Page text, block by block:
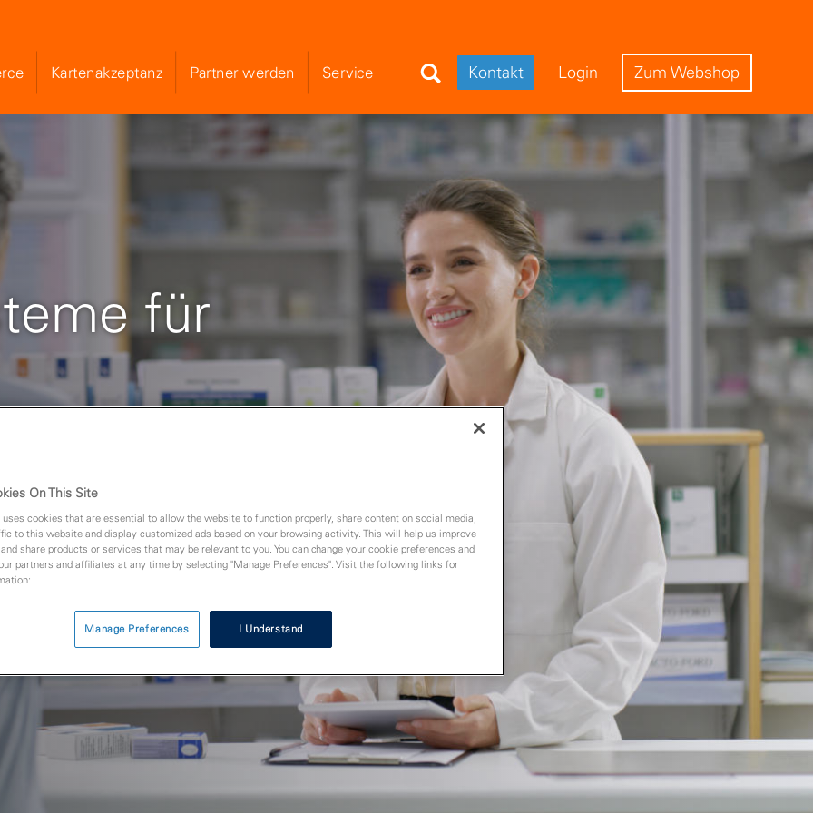
Skip to Main Content
Kartenakzeptanz Partner werden Service Zum Webshop
Search Field
Kontakt Login
für
Kartenakzeptanz der neue
Erfahrung
NFC-Funktion
Touchscreen
On This Site
cookies that are essential to allow the website to function properly, share content on social media,
to this website and display customized ads based on your browsing activity. This will help us improve
share products or services that may be relevant to you. You can change your cookie preferences and
partners and affiliates at any time by selecting "Manage Preferences". Visit the following links for
Manage Preferences I Understand